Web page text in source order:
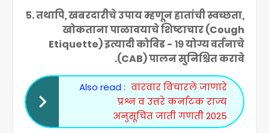
५. तथापि, खबरदारीचे उपाय म्हणून हातांची स्वच्छता,
खोकताना पाळावयाचे शिष्टाचार (Cough
Etiquette) इत्यादी कोविड - १९ योग्य वर्तनाचे
(CAB) पालन सुनिश्चित करावे.
Also read : वारंवार विचारले जाणारे
प्रश्न व उत्तरे कर्नाटक राज्य
अनुसूचित जाती गणती 2025